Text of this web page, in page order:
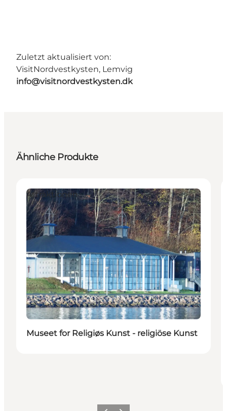
Zuletzt aktualisiert von:
VisitNordvestkysten, Lemvig
info@visitnordvestkysten.dk
Ähnliche Produkte
Attraktionen
Museet for Religiøs Kunst - religiöse Kunst